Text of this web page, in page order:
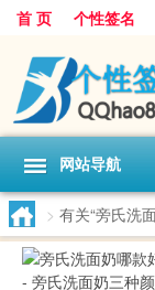
首 页 个性签名
网站导航
> 有关“旁氏洗